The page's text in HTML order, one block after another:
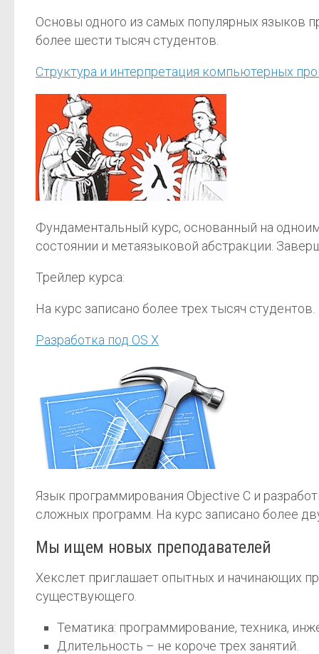
Основы одного из самых популярных языков
более шести тысяч студентов.
Структура и интерпретация компьютерных
Фундаментальный курс, основанный на
состоянии и метаязыковой абстракции.
Трейлер курса:
На курс записано более трех тысяч студентов.
Разработка под OS X
Язык программирования Objective C и
сложных программ. На курс записано более
Мы ищем новых преподавателей
Хекслет приглашает опытных и начинающих
существующего.
Тематика: программирование, техника,
Длительность – не короче трех занятий.